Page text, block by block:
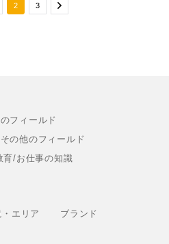
2 3
フィールド
その他のフィールド
育/お仕事の知識
エリア ブランド